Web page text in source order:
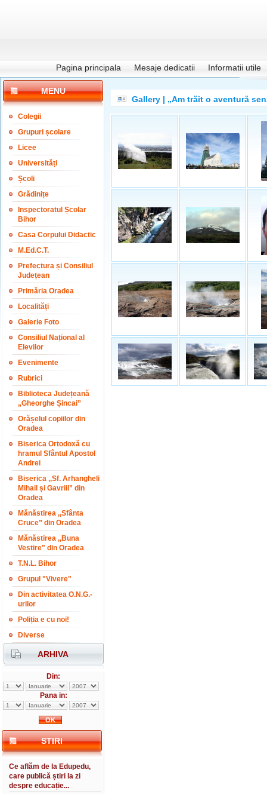
Pagina principala Mesaje dedicatii Informatii utile
MENU
Colegii
Grupuri școlare
Licee
Universități
Școli
Grădinițe
Inspectoratul Școlar
Bihor
Casa Corpului Didactic
M.Ed.C.T.
Prefectura și Consiliul
Județean
Primăria Oradea
Localități
Galerie Foto
Consiliul Național al
Elevilor
Evenimente
Rubrici
Biblioteca Județeană
„Gheorghe Șincai”
Orășelul copiilor din
Oradea
Biserica Ortodoxă cu
hramul Sfântul Apostol
Andrei
Biserica ,,Sf. Arhangheli
Mihail și Gavriil” din
Oradea
Mănăstirea ,,Sfânta
Cruce” din Oradea
Mănăstirea ,,Buna
Vestire" din Oradea
T.N.L. Bihor
Grupul "Vivere"
Din activitatea O.N.G.-
urilor
Poliția e cu noi!
Diverse
ARHIVA
Din:
Pana in:
STIRI
Ce aflăm de la Edupedu,
care publică știri la zi
despre educație...
Gallery | „Am trăit o aventură